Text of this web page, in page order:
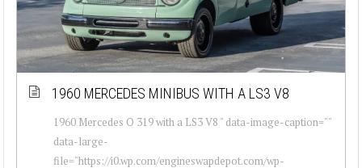
1960 MERCEDES MINIBUS WITH A LS3 V8
1960 Mercedes O 319 with a LS3 V8 " data-image-caption=""
data-large-
file="https://i0.wp.com/engineswapdepot.com/wp-